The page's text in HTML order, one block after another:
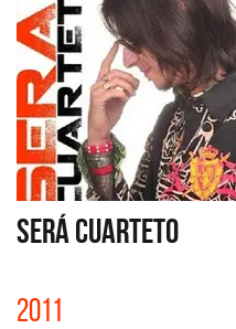
SERÁ CUARTETO
2011